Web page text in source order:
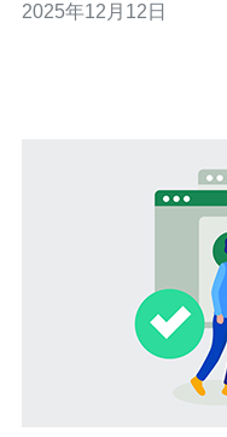
用户体验。此外，许多
2025年12月12日